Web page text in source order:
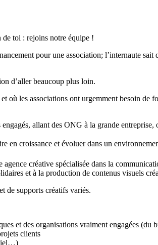
de toi : rejoins notre équipe !
pour une association; l’internaute
d’aller beaucoup plus loin.
où les associations ont urgemment besoin
allant des ONG à la grande entreprise,
en croissance et évoluer dans un
créative spécialisée dans la
et à la production de contenus visuels
de supports créatifs variés.
et des organisations vraiment engagées (du
clients